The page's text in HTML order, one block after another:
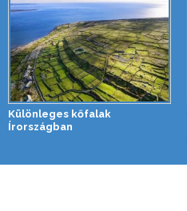
Különleges kőfalak
Írországban